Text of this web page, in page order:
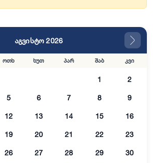
აგვისტო 2026
ოთხ ხუთ პარ შაბ კვი
1 2
5 6 7 8 9
12 13 14 15 16
19 20 21 22 23
26 27 28 29 30